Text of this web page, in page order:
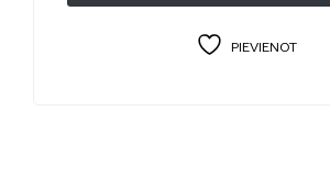
PIEVIENOT